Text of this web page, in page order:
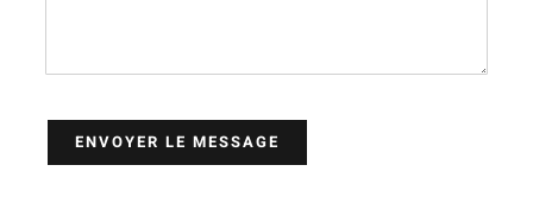
ENVOYER LE MESSAGE